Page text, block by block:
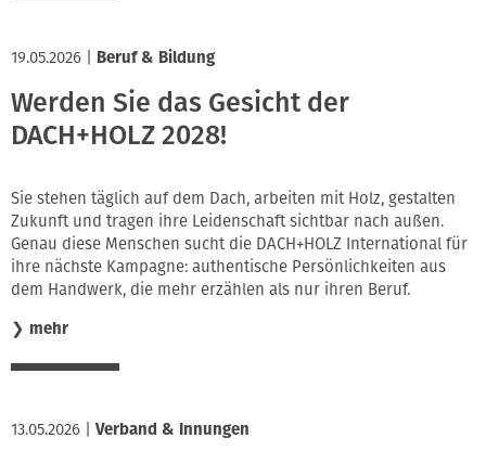
19.05.2026 Beruf & Bildung
Werden Sie das Gesicht der
DACH+HOLZ 2028!
Sie stehen täglich auf dem Dach, arbeiten mit Holz, gestalten
Zukunft und tragen ihre Leidenschaft sichtbar nach außen.
Genau diese Menschen sucht die DACH+HOLZ International für
ihre nächste Kampagne: authentische Persönlichkeiten aus
dem Handwerk, die mehr erzählen als nur ihren Beruf.
❯ mehr
13.05.2026 Verband & Innungen